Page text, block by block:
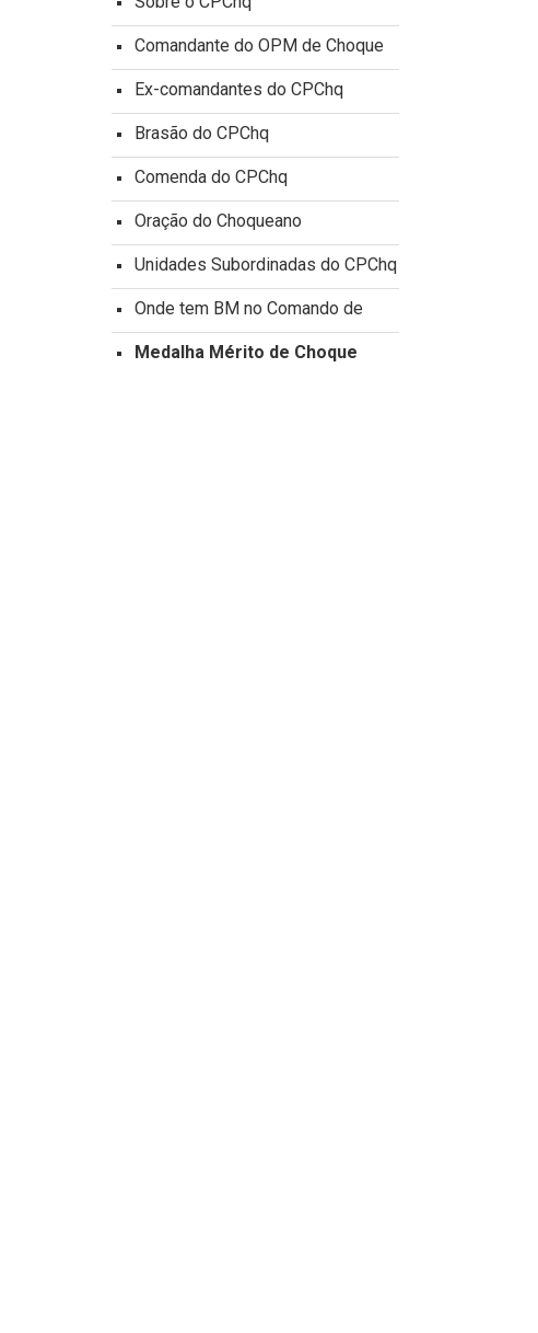
Comandante do OPM de Choque
Ex-comandantes do CPChq
Brasão do CPChq
Comenda do CPChq
Oração do Choqueano
Unidades Subordinadas do CPChq
Onde tem BM no Comando de
Medalha Mérito de Choque